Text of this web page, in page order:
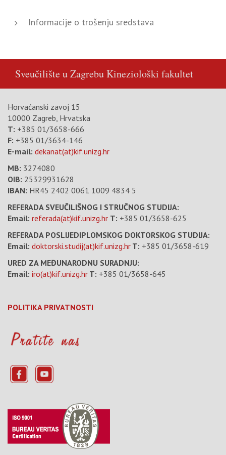
Informacije o trošenju sredstava
Sveučilište u ZagrebuKineziološki fakultet
Horvaćanski zavoj 15
10000 Zagreb, Hrvatska
T: +385 01/3658-666
F: +385 01/3634-146
E-mail: dekanat(at)kif.unizg.hr
MB: 3274080
OIB: 25329931628
IBAN: HR45 2402 0061 1009 4834 5
REFERADA SVEUČILIŠNOG I STRUČNOG STUDIJA:
Email: referada(at)kif.unizg.hr T: +385 01/3658-625
REFERADA POSLIJEDIPLOMSKOG DOKTORSKOG STUDIJA:
Email: doktorski.studij(at)kif.unizg.hr T: +385 01/3658-619
URED ZA MEĐUNARODNU SURADNJU:
Email: iro(at)kif.unizg.hr T: +385 01/3658-645
POLITIKA PRIVATNOSTI